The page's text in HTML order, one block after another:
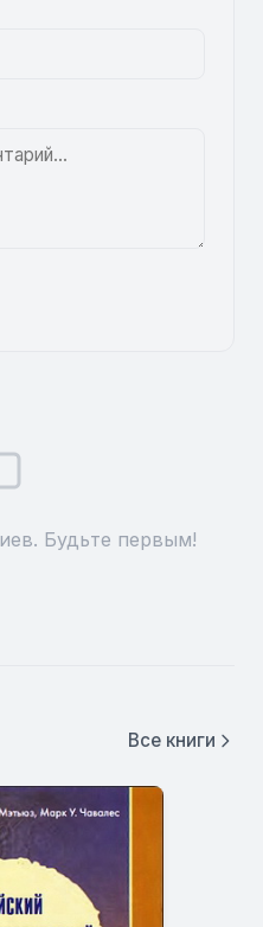
Будьте первым!
Все книги